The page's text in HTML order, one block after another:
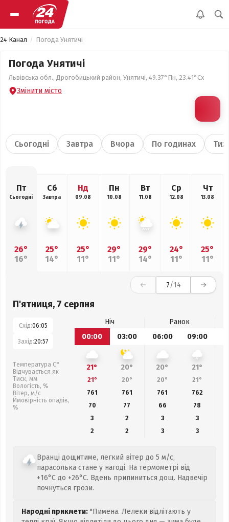
24 Канал Погода Унятичі
Погода Унятичі
Львівська обл., Дрогобицький район, Унятичі, 49.37°Пн, 23.41°Сх
Змінити місто
Сьогодні Завтра Вчора По годинах
Пт
Сьогодні
26°
16°
Сб
Завтра
25°
14°
Нд
09.08
25°
11°
Пн
10.08
29°
11°
Вт
11.08
29°
14°
Ср
12.08
24°
11°
Чт
13.08
25°
11°
7/14
П'ятниця, 7 серпня
Схід:06:05
Захід:20:57
Температура С°
Відчувається як
Тиск, мм
Вологість, %
Вітер, м/с
Ймовірність опадів,
%
Ніч
Ранок
00:00
03:00 06:00 09:00
21° 20° 20° 21°
21° 20° 20° 21°
761
761 761 762
70
77 66 78
3
2 3
3
2
2 3 3
Вранці дощитиме, легкий вітер до 5 м/с,
парасолька стане у нагоді. На термометрі від
+16°C до +26°C. Вдень припиниться дощ. Надвечір
почнуться грози.
Народні прикмети: "Пимена. Лелеки відлітають у